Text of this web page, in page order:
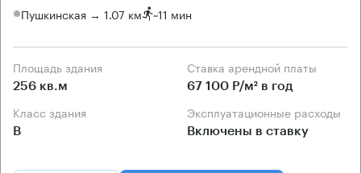
Пушкинская → 1.07 км ~11 мин
Площадь здания
256 кв.м
Ставка арендной платы
67 100 Р/м² в год
Класс здания
B
Эксплуатационные расходы
Включены в ставку